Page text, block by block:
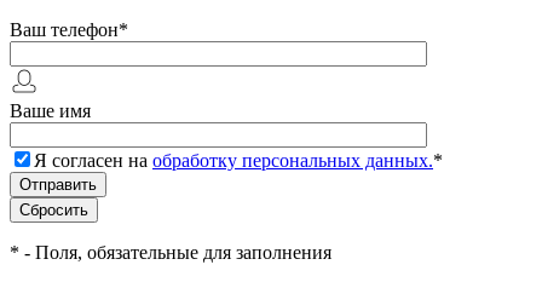
Ваш телефон*
Ваше имя
Я согласен на обработку персональных данных.*
* - Поля, обязательные для заполнения